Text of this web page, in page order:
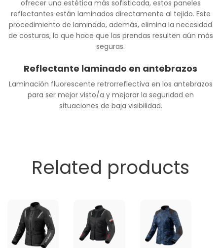
ofrecer una estética más sofisticada, estos paneles
reflectantes están laminados directamente al tejido. Este
procedimiento de laminado, además, elimina la necesidad
de costuras, lo que hace que las prendas resulten aún más
seguras.
Reflectante laminado en antebrazos
Laminación fluorescente retrorreflectiva en los antebrazos
para ser mejor visto/a y mejorar la seguridad en
situaciones de baja visibilidad.
Related products